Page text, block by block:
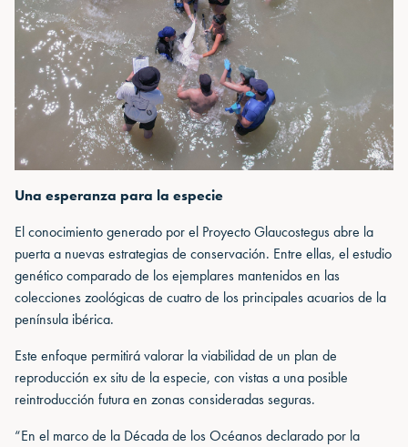
Una esperanza para la especie
El conocimiento generado por el Proyecto Glaucostegus abre la
puerta a nuevas estrategias de conservación. Entre ellas, el estudio
genético comparado de los ejemplares mantenidos en las
colecciones zoológicas de cuatro de los principales acuarios de la
península ibérica.
Este enfoque permitirá valorar la viabilidad de un plan de
reproducción ex situ de la especie, con vistas a una posible
reintroducción futura en zonas consideradas seguras.
“En el marco de la Década de los Océanos declarado por la